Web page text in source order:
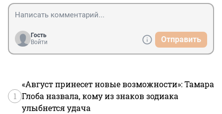
Гость
Войти
Отправить
1
«Август принесет новые возможности»: Тамара
Глоба назвала, кому из знаков зодиака
улыбнется удача